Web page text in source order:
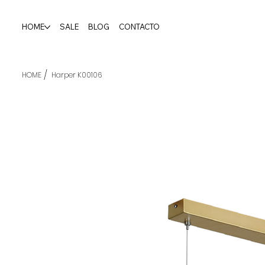
HOME SALE BLOG CONTACTO
HOME / Harper K00106